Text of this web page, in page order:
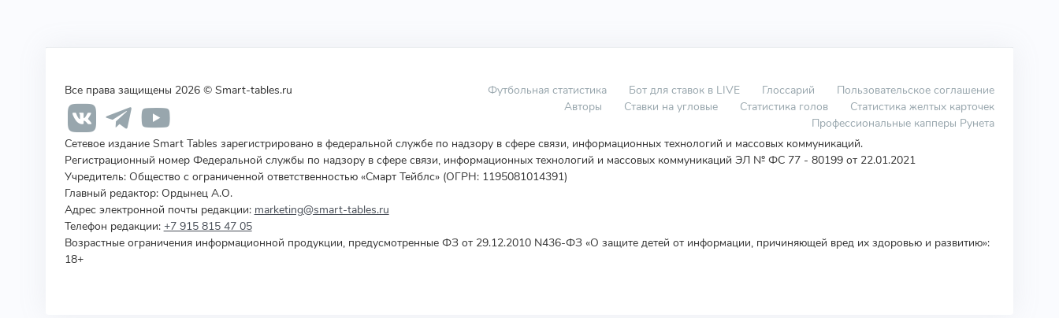
Все права защищены 2026 © Smart-tables.ru Футбольная статистика Бот для ставок в LIVE Глоссарий
Пользовательское соглашение
Авторы
Ставки на угловые Статистика голов
Статистика желтых карточек
Профессиональные капперы Рунета
Сетевое издание Smart Tables зарегистрировано в федеральной службе по надзору в сфере связи, информационных технологий и массовых коммуникаций.
Регистрационный номер Федеральной службы по надзору в сфере связи, информационных технологий и массовых коммуникаций ЭЛ № ФС 77 - 80199 от 22.01.2021
Учредитель: Общество с ограниченной ответственностью «Смарт Тейблс» (ОГРН: 1195081014391)
Главный редактор: Ордынец А.О.
Адрес электронной почты редакции: marketing@smart-tables.ru
Телефон редакции: +7 915 815 47 05
Возрастные ограничения информационной продукции, предусмотренные ФЗ от 29.12.2010 N436-ФЗ «О защите детей от информации, причиняющей вред их здоровью и развитию»:
18+